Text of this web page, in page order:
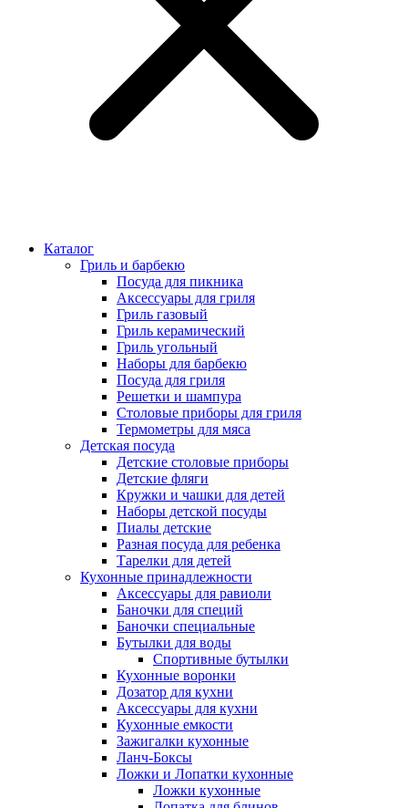
Каталог
Гриль и барбекю
Посуда для пикника
Аксессуары для гриля
Гриль газовый
Гриль керамический
Гриль угольный
Наборы для барбекю
Посуда для гриля
Решетки и шампура
Столовые приборы для гриля
Термометры для мяса
Детская посуда
Детские столовые приборы
Детские фляги
Кружки и чашки для детей
Наборы детской посуды
Пиалы детские
Разная посуда для ребенка
Тарелки для детей
Кухонные принадлежности
Аксессуары для равиоли
Баночки для специй
Баночки специальные
Бутылки для воды
Спортивные бутылки
Кухонные воронки
Дозатор для кухни
Аксессуары для кухни
Кухонные емкости
Зажигалки кухонные
Ланч-Боксы
Ложки и Лопатки кухонные
Ложки кухонные